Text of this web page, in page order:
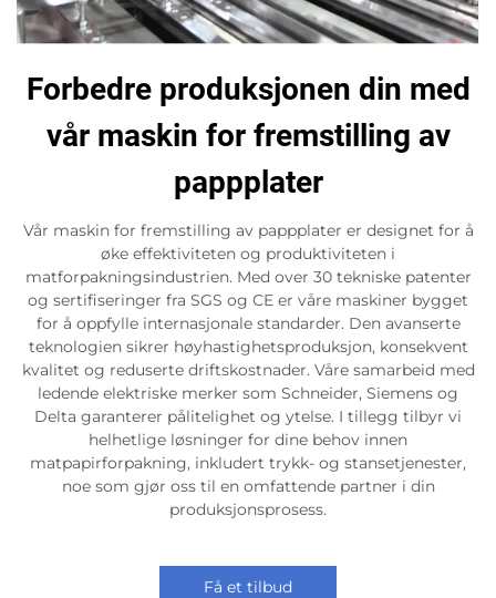
Forbedre produksjonen din med
vår maskin for fremstilling av
pappplater
Vår maskin for fremstilling av pappplater er designet for å
øke effektiviteten og produktiviteten i
matforpakningsindustrien. Med over 30 tekniske patenter
og sertifiseringer fra SGS og CE er våre maskiner bygget
for å oppfylle internasjonale standarder. Den avanserte
teknologien sikrer høyhastighetsproduksjon, konsekvent
kvalitet og reduserte driftskostnader. Våre samarbeid med
ledende elektriske merker som Schneider, Siemens og
Delta garanterer pålitelighet og ytelse. I tillegg tilbyr vi
helhetlige løsninger for dine behov innen
matpapirforpakning, inkludert trykk- og stansetjenester,
noe som gjør oss til en omfattende partner i din
produksjonsprosess.
Få et tilbud